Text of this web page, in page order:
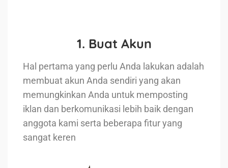
1. Buat Akun
Hal pertama yang perlu Anda lakukan adalah
membuat akun Anda sendiri yang akan
memungkinkan Anda untuk memposting
iklan dan berkomunikasi lebih baik dengan
anggota kami serta beberapa fitur yang
sangat keren